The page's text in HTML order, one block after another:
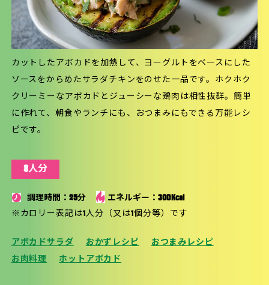
カットしたアボカドを加熱して、ヨーグルトをベースにした
ソースをからめたサラダチキンをのせた一品です。ホクホク
クリーミーなアボカドとジューシーな鶏肉は相性抜群。簡単
に作れて、朝食やランチにも、おつまみにもできる万能レシ
ピです。
8人分
調理時間：25分
エネルギー：300Kcal
※カロリー表記は1人分（又は1個分等）です
アボカドサラダ おかずレシピ
おつまみレシピ
お肉料理
ホットアボカド